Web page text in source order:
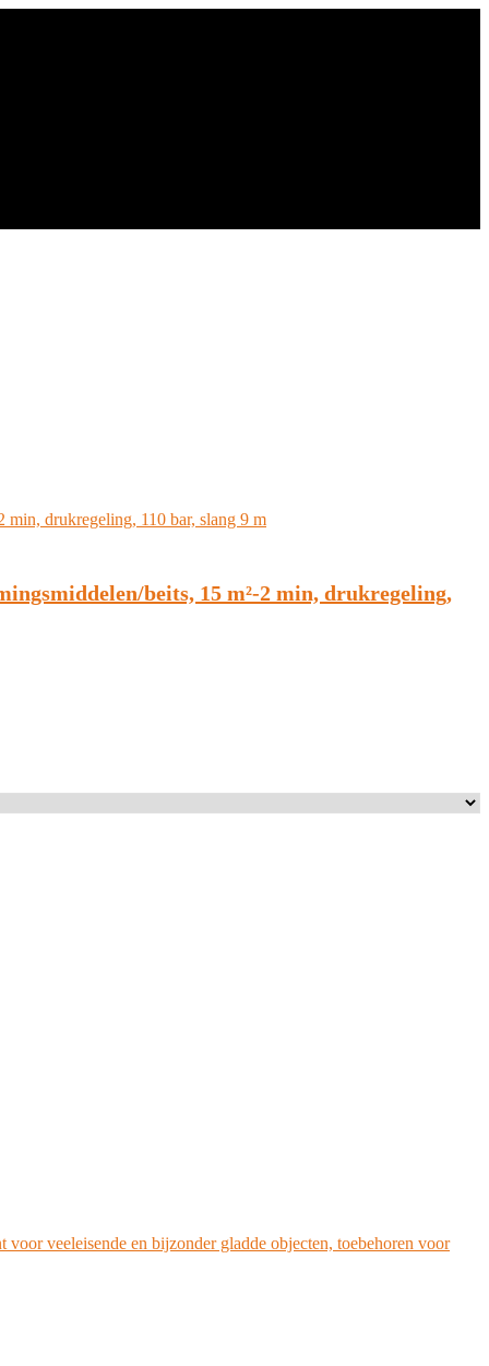
beits, 15 m²-2 min, drukregeling,
veeleisende en bijzonder gladde objecten, toebehoren voor